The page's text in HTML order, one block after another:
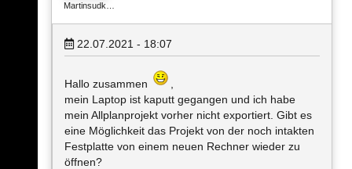
Martinsudk…
22.07.2021 - 18:07
Hallo zusammen
mein Laptop ist kaputt gegangen und ich habe
mein Allplanprojekt vorher nicht exportiert. Gibt es
eine Möglichkeit das Projekt von der noch intakten
Festplatte von einem neuen Rechner wieder zu
öffnen?